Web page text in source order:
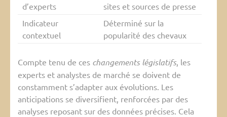
d’experts
sites et sources de presse
Indicateur
contextuel
Déterminé sur la
popularité des chevaux
Compte tenu de ces changements législatifs, les
experts et analystes de marché se doivent de
constamment s’adapter aux évolutions. Les
anticipations se diversifient, renforcées par des
analyses reposant sur des données précises. Cela